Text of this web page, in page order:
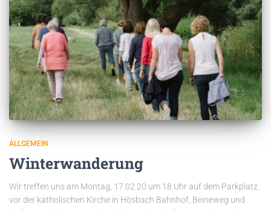
ALLGEMEIN
Winterwanderung
Wir treffen uns am Montag, 17.02.20 um 18 Uhr auf dem Parkplatz
vor der katholischen Kirche in Hösbach Bahnhof, Beineweg und